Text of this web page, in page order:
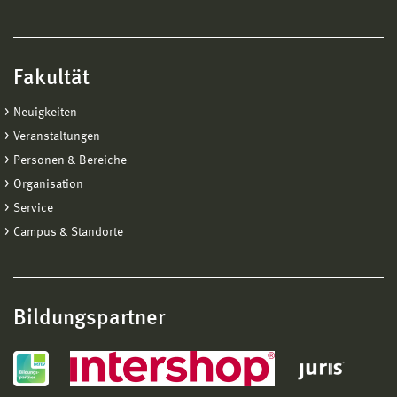
Fakultät
Neuigkeiten
Veranstaltungen
Personen & Bereiche
Organisation
Service
Campus & Standorte
Bildungspartner